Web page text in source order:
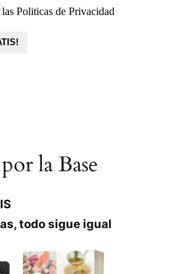
la Base
todo sigue igual